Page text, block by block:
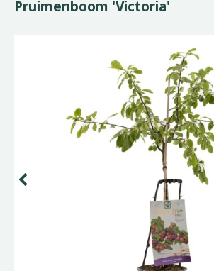
Pruimenboom 'Victoria'